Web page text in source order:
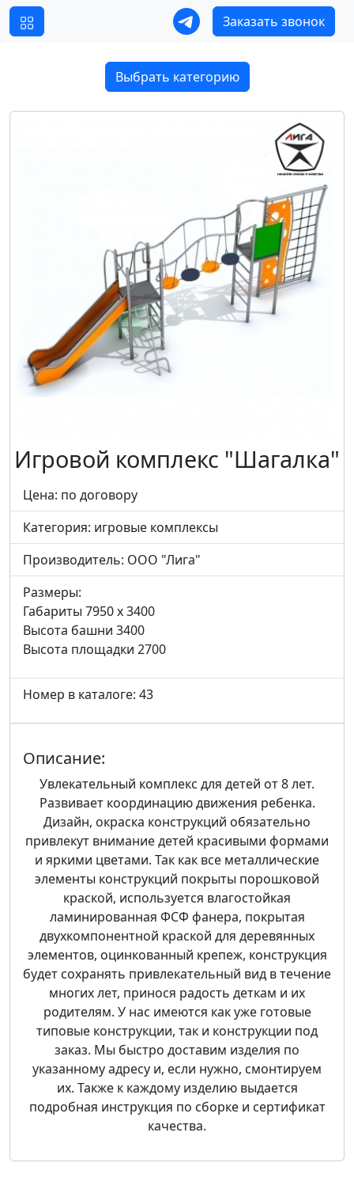
Заказать звонок
Выбрать категорию
Игровой комплекс "Шагалка"
Цена: по договору
Категория: игровые комплексы
Производитель: ООО "Лига"
Размеры:
Габариты 7950 x 3400
Высота башни 3400
Высота площадки 2700
Номер в каталоге: 43
Описание:
Увлекательный комплекс для детей от 8 лет.
Развивает координацию движения ребенка.
Дизайн, окраска конструкций обязательно
привлекут внимание детей красивыми формами
и яркими цветами. Так как все металлические
элементы конструкций покрыты порошковой
краской, используется влагостойкая
ламинированная ФСФ фанера, покрытая
двухкомпонентной краской для деревянных
элементов, оцинкованный крепеж, конструкция
будет сохранять привлекательный вид в течение
многих лет, принося радость деткам и их
родителям. У нас имеются как уже готовые
типовые конструкции, так и конструкции под
заказ. Мы быстро доставим изделия по
указанному адресу и, если нужно, смонтируем
их. Также к каждому изделию выдается
подробная инструкция по сборке и сертификат
качества.